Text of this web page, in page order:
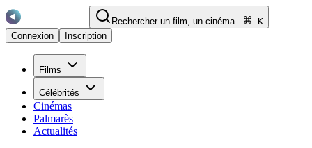
Rechercher un film, un cinéma...
K
Connexion
Inscription
Films
Célébrités
Cinémas
Palmarès
Actualités